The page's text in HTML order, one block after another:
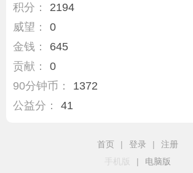
积分：
2194
威望：
0
金钱：
645
贡献：
0
90分钟币：
1372
公益分：
41
首页 | 登录 |
注册
手机版
| 电脑版